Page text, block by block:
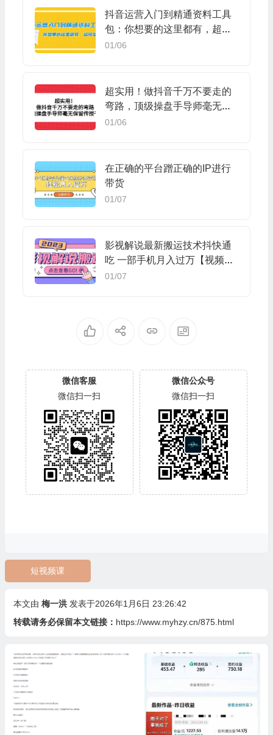
抖音运营入门到精通资料工具
包：你想要的这里都有，超完
整！
01/06
超实用！做抖音千万不要走的
弯路，顶级操盘手导师毫无保
留传授干货
01/06
在正确的平台蹭正确的IP进行
带货
01/07
影视解说最新搬运技术抖快通
吃 一部手机月入过万【视频教
程+搬运细节】
01/07
微信客服
微信扫一扫
微信公众号
微信扫一扫
短视频课
本文由 梅一洪 发表于2026年1月6日 23:26:42
转载请务必保留本文链接： https://www.myhzy.cn/875.html